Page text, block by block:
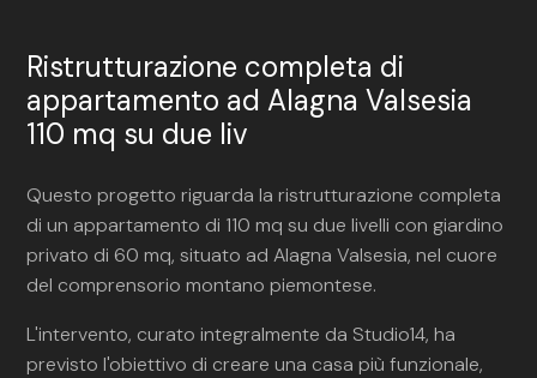
Ristrutturazione completa di
appartamento ad Alagna Valsesia
110 mq su due liv
Questo progetto riguarda la ristrutturazione completa
di un appartamento di 110 mq su due livelli con giardino
privato di 60 mq, situato ad Alagna Valsesia, nel cuore
del comprensorio montano piemontese.
L'intervento, curato integralmente da Studio14, ha
previsto l'obiettivo di creare una casa più funzionale,